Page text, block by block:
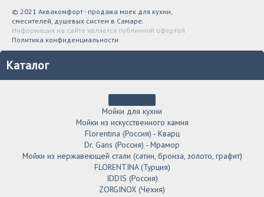
© 2021 Аквакомфорт - продажа моек для кухни,
смесителей, душевых систем в Самаре.
Информация на сайте является публичной офертой
Политика конфиденциальности
Каталог
Мойки для кухни
Мойки из искусственного камня
Florentina (Россия) - Кварц
Dr. Gans (Россия) - Мрамор
Мойки из нержавеющей стали (сатин, бронза, золото, графит)
FLORENTINA (Турция)
IDDIS (Россия)
ZORGINOX (Чехия)